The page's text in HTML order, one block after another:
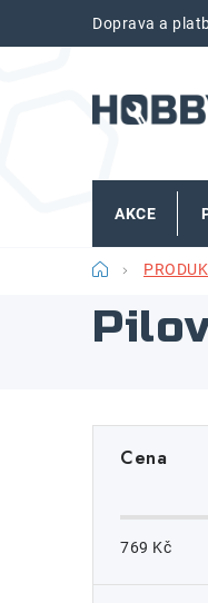
Doprava a
AKCE
Domů
t
Cena
769 Kč